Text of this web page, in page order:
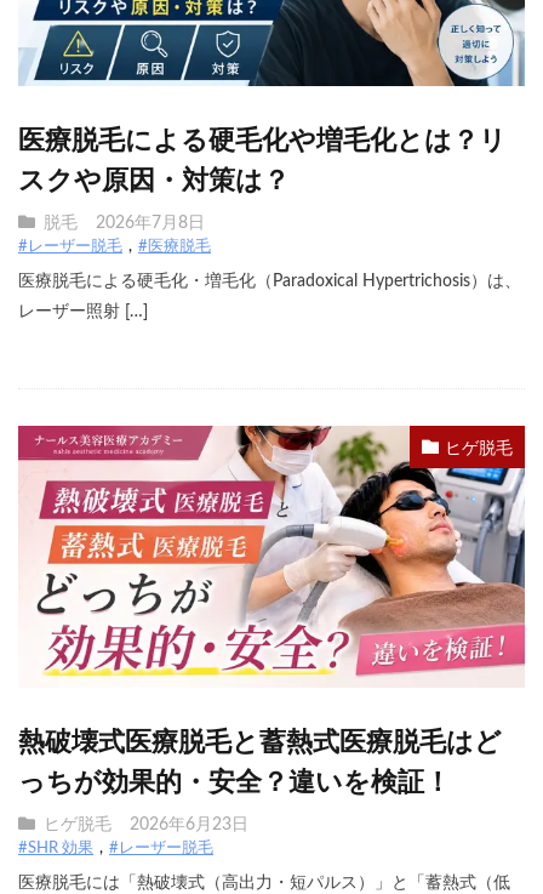
医療脱毛による硬毛化や増毛化とは？リ
スクや原因・対策は？
脱毛 2026年7月8日
#レーザー脱毛 #医療脱毛
医療脱毛による硬毛化・増毛化（Paradoxical Hypertrichosis）は、
レーザー照射 […]
ヒゲ脱毛
熱破壊式医療脱毛と蓄熱式医療脱毛はど
っちが効果的・安全？違いを検証！
ヒゲ脱毛 2026年6月23日
#SHR 効果 #レーザー脱毛
医療脱毛には「熱破壊式（高出力・短パルス）」と「蓄熱式（低